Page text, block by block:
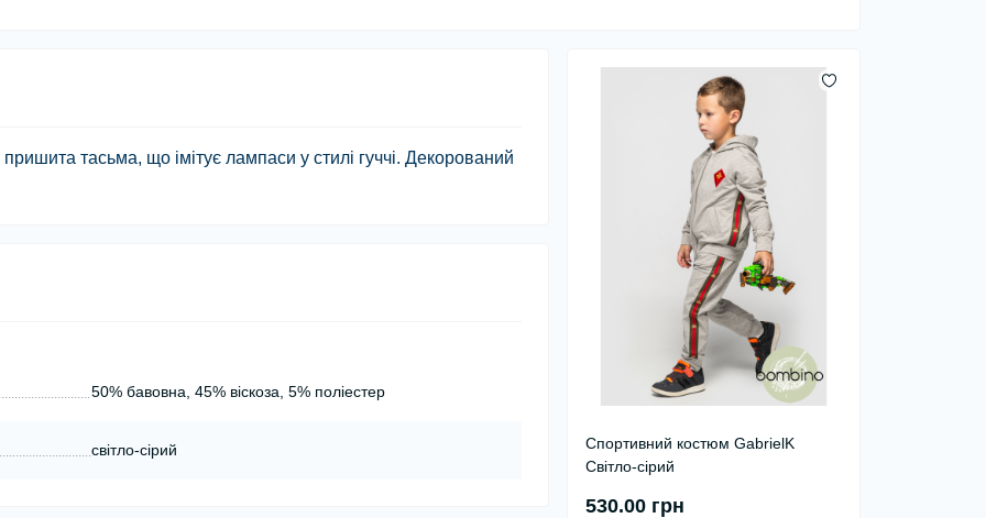
Спортивний костюм GabrielK
Світло-сірий
530.00 грн
тасьма, що імітує лампаси у стилі гуччі. Декорований
50% бавовна, 45% віскоза, 5% поліестер
світло-сірий